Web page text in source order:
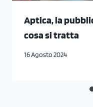
Aptica, la
cosa si tratta
16 Agosto 2024